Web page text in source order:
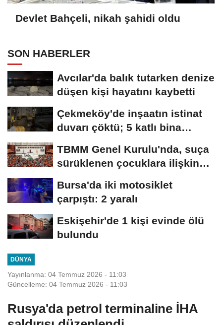
Devlet Bahçeli, nikah şahidi oldu
SON HABERLER
Avcılar'da balık tutarken denize
düşen kişi hayatını kaybetti
Çekmeköy'de inşaatın istinat
duvarı çöktü; 5 katlı bina
TBMM Genel Kurulu'nda, suça
sürüklenen çocuklara ilişkin
Bursa'da iki motosiklet
çarpıştı: 2 yaralı
Eskişehir'de 1 kişi evinde ölü
bulundu
DÜNYA
Yayınlanma: 04 Temmuz 2026 - 11:03
Güncelleme: 04 Temmuz 2026 - 11:03
Rusya'da petrol terminaline İHA